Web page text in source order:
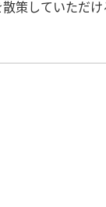
策していただ